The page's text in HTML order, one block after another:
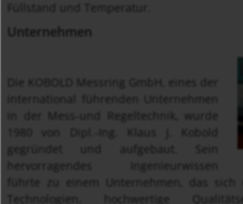
Unternehmen
Die KOBOLD Messring GmbH, eines der
in der Mess-und Regeltechnik, wurde
1980 von Dipl.-Ing. Klaus J. Kobold
gegründet und aufgebaut. Sein
hervorragendes Ingenieurwissen
führte zu einem Unternehmen, das sich
Technologien, hochwertige